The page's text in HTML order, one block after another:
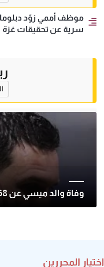
موظف أممي زوّد
سرية عن تحقيقات غزة
وفاة والد ميسي عن 68 عاما بعد صراع مع المرض
اختيار المحررين